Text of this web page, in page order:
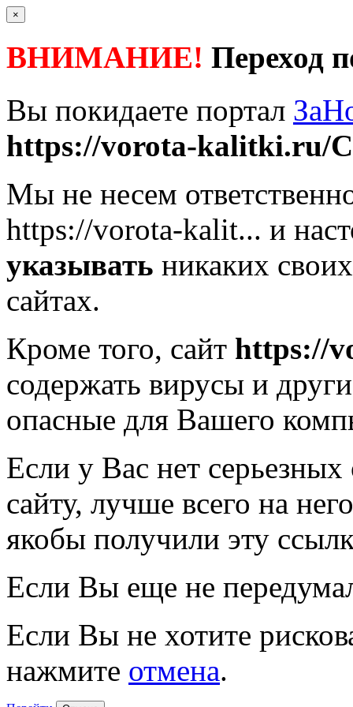
×
ВНИМАНИЕ! Переход
Вы покидаете портал
https://vorota-kalitki.ru/
Мы не несем
https://vorota-kalit... и
указывать никаких
сайтах.
Кроме того, сайт https://
содержать вирусы и
опасные для Вашего
Если у Вас нет
сайту, лучше всего на
якобы получили эту
Если Вы еще не
Если Вы не хотите
нажмите отмена.